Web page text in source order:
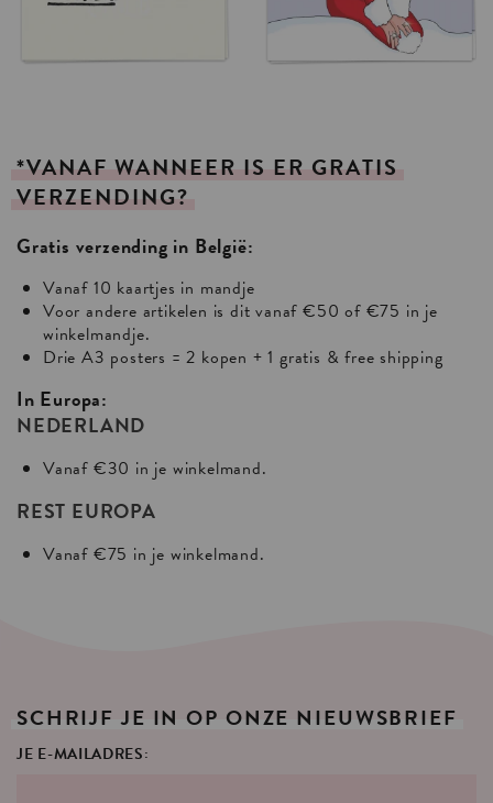
*VANAF WANNEER IS ER GRATIS
VERZENDING?
Gratis verzending in België:
Vanaf 10 kaartjes in mandje
Voor andere artikelen is dit vanaf €50 of €75 in je
winkelmandje.
Drie A3 posters = 2 kopen + 1 gratis & free shipping
In Europa:
NEDERLAND
Vanaf €30 in je winkelmand.
REST EUROPA
Vanaf €75 in je winkelmand.
SCHRIJF JE IN OP ONZE NIEUWSBRIEF
JE E-MAILADRES: